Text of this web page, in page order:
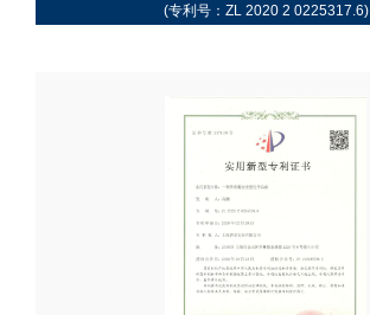
(专利号：ZL 2020 2 0225317.6)